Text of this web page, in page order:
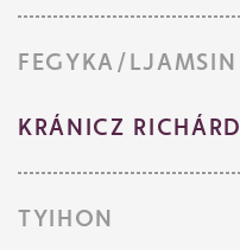
FEGYKA/LJAMSIN
KRÁNICZ RICHÁRD
TYIHON